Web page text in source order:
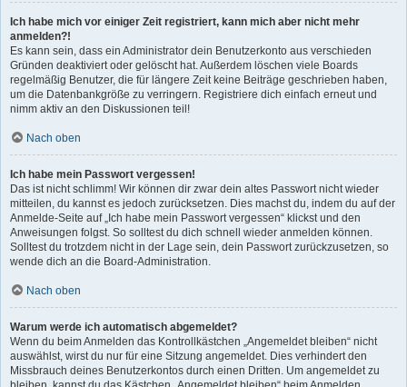
Ich habe mich vor einiger Zeit registriert, kann mich aber nicht mehr
anmelden?!
Es kann sein, dass ein Administrator dein Benutzerkonto aus verschieden
Gründen deaktiviert oder gelöscht hat. Außerdem löschen viele Boards
regelmäßig Benutzer, die für längere Zeit keine Beiträge geschrieben haben,
um die Datenbankgröße zu verringern. Registriere dich einfach erneut und
nimm aktiv an den Diskussionen teil!
Nach oben
Ich habe mein Passwort vergessen!
Das ist nicht schlimm! Wir können dir zwar dein altes Passwort nicht wieder
mitteilen, du kannst es jedoch zurücksetzen. Dies machst du, indem du auf der
Anmelde-Seite auf „Ich habe mein Passwort vergessen“ klickst und den
Anweisungen folgst. So solltest du dich schnell wieder anmelden können.
Solltest du trotzdem nicht in der Lage sein, dein Passwort zurückzusetzen, so
wende dich an die Board-Administration.
Nach oben
Warum werde ich automatisch abgemeldet?
Wenn du beim Anmelden das Kontrollkästchen „Angemeldet bleiben“ nicht
auswählst, wirst du nur für eine Sitzung angemeldet. Dies verhindert den
Missbrauch deines Benutzerkontos durch einen Dritten. Um angemeldet zu